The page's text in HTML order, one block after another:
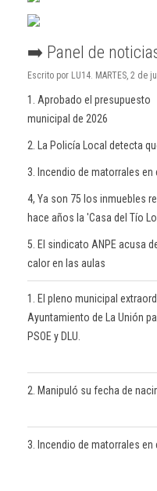
➡️ Panel de
Escrito por LU14. MARTES, 2 de
1. Aprobado el presupuesto
municipal de 2026
2. La Policía Local detecta
3. Incendio de matorrales
4, Ya son 75 los inmuebles
hace años la 'Casa del Tío
5. El sindicato ANPE acusa
calor en las aulas
1. El pleno municipal
Ayuntamiento de La Unión
PSOE y DLU.
2. Manipuló su fecha de
3. Incendio de matorrales